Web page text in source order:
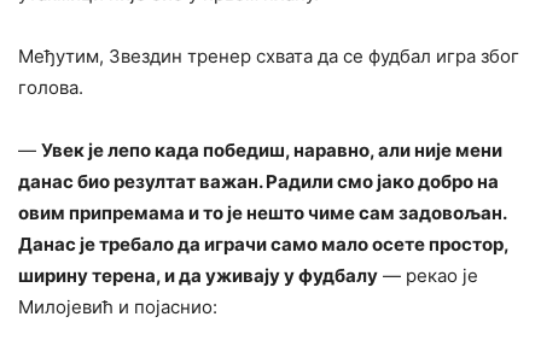
Међутим, Звездин тренер схвата да се фудбал игра због
голова.
— Увек је лепо када победиш, наравно, али није мени
данас био резултат важан. Радили смо јако добро на
овим припремама и то је нешто чиме сам задовољан.
Данас је требало да играчи само мало осете простор,
ширину терена, и да уживају у фудбалу — рекао је
Милојевић и појаснио: